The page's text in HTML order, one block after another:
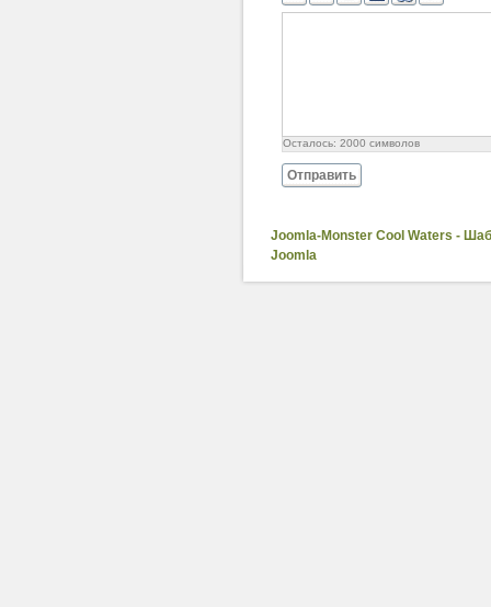
Осталось: 2000 символов
Отправить
Joomla-Monster Cool Waters -
Joomla